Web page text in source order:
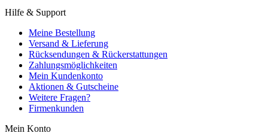
Hilfe & Support
Meine Bestellung
Versand & Lieferung
Rücksendungen & Rückerstattungen
Zahlungsmöglichkeiten
Mein Kundenkonto
Aktionen & Gutscheine
Weitere Fragen?
Firmenkunden
Mein Konto